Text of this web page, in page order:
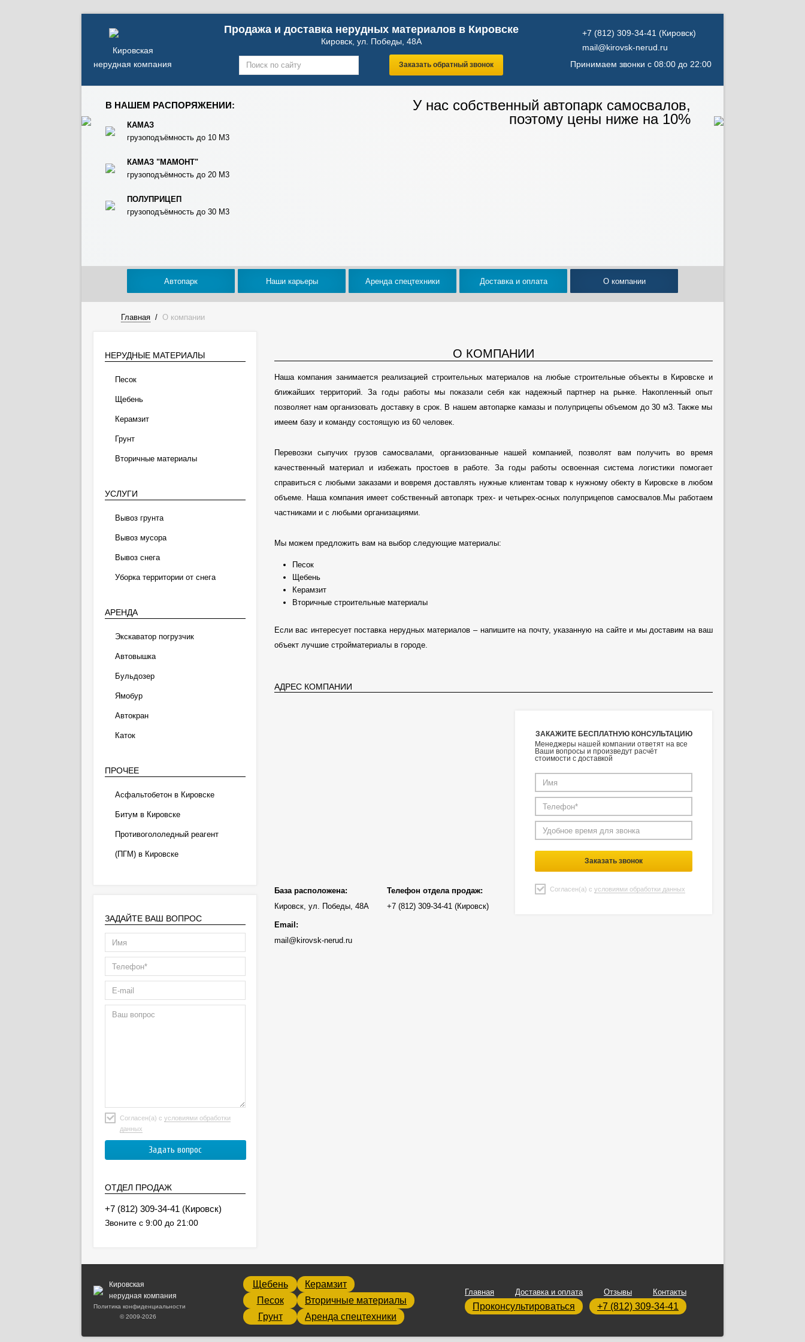
Кировская
нерудная компания
Продажа и доставка нерудных материалов в Кировске
Кировск, ул. Победы, 48А
Заказать обратный звонок
(Кировск)
mail@kirovsk-nerud.ru
Принимаем звонки с 08:00 до 22:00
В НАШЕМ РАСПОРЯЖЕНИИ:
КАМАЗ
грузоподъёмность до 10 М3
КАМАЗ "МАМОНТ"
грузоподъёмность до 20 М3
ПОЛУПРИЦЕП
грузоподъёмность до 30 М3
У нас собственный автопарк самосвалов,
поэтому цены ниже на 10%
Автопарк Наши карьеры Аренда спецтехники Доставка и оплата О компании
Главная/ О компании
О КОМПАНИИ
Наша компания занимается реализацией строительных материалов на любые строительные объекты в Кировске и
ближайших территорий. За годы работы мы показали себя как надежный партнер на рынке. Накопленный опыт
позволяет нам организовать доставку в срок. В нашем автопарке камазы и полуприцепы объемом до 30 м3. Также мы
имеем базу и команду состоящую из 60 человек.
Перевозки сыпучих грузов самосвалами, организованные нашей компанией, позволят вам получить во время
качественный материал и избежать простоев в работе. За годы работы освоенная система логистики помогает
справиться с любыми заказами и вовремя доставлять нужные клиентам товар к нужному обекту в Кировске в любом
объеме. Наша компания имеет собственный автопарк трех- и четырех-осных полуприцепов самосвалов.Мы работаем
частниками и с любыми организациями.
Мы можем предложить вам на выбор следующие материалы:
Песок
Щебень
Керамзит
Вторичные строительные материалы
Если вас интересует поставка нерудных материалов – напишите на почту, указанную на сайте и мы доставим на ваш
объект лучшие стройматериалы в городе.
АДРЕС КОМПАНИИ
База расположена:
Кировск, ул. Победы, 48А
Телефон отдела продаж:
(Кировск)
Email:
mail@kirovsk-nerud.ru
ЗАКАЖИТЕ БЕСПЛАТНУЮ КОНСУЛЬТАЦИЮ
Менеджеры нашей компании ответят на все
Ваши вопросы и произведут расчёт
стоимости с доставкой
Заказать звонок
Согласен(а) сусловиями обработки данных
НЕРУДНЫЕ МАТЕРИАЛЫ
Песок
Щебень
Керамзит
Грунт
Вторичные материалы
УСЛУГИ
Вывоз грунта
Вывоз мусора
Вывоз снега
Уборка территории от снега
АРЕНДА
Экскаватор погрузчик
Автовышка
Бульдозер
Ямобур
Автокран
Каток
ПРОЧЕЕ
Асфальтобетон в Кировске
Битум в Кировске
Противогололедный реагент
(ПГМ) в Кировске
ЗАДАЙТЕ ВАШ ВОПРОС
Согласен(а) с условиями обработки
данных
ОТДЕЛ ПРОДАЖ
(Кировск)
Звоните с 9:00 до 21:00
Кировская
нерудная компания
Политика конфиденциальности
© 2009-2026
Щебень
Керамзит
Песок
Вторичные материалы
Грунт
Аренда спецтехники
Главная Доставка и оплата Отзывы Контакты
Проконсультироваться